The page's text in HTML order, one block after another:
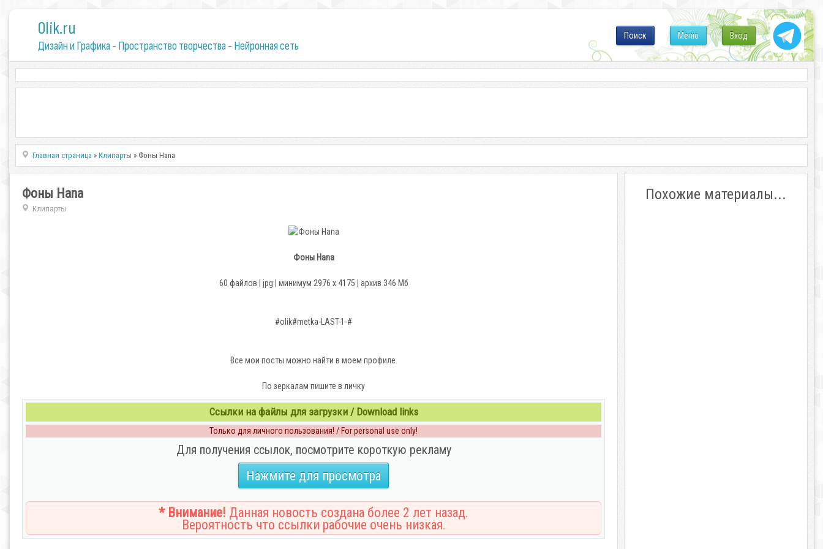
0lik.ru
Дизайн и Графика - Пространство творчества - Нейронная сеть
Вход
Меню
Поиск
Главная страница »Клипарты » Фоны Hana
Фоны Hana
Клипарты
Фоны Hana
60 файлов | jpg | минимум 2976 x 4175 | архив 346 Мб
#olik#metka-LAST-1-#
Все мои посты можно найти в моем профиле.
По зеркалам пишите в личку
Ссылки на файлы для загрузки / Download links
Только для личного пользования! / For personal use only!
Для получения ссылок, посмотрите короткую рекламу
Нажмите для просмотра
* Внимание! Данная новость создана более 2 лет назад.
Вероятность что ссылки рабочие очень низкая.
Похожие материалы...